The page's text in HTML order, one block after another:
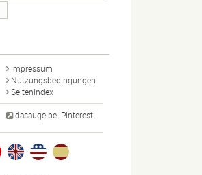
Impressum
Nutzungsbedingungen
Seitenindex
dasauge bei Pinterest